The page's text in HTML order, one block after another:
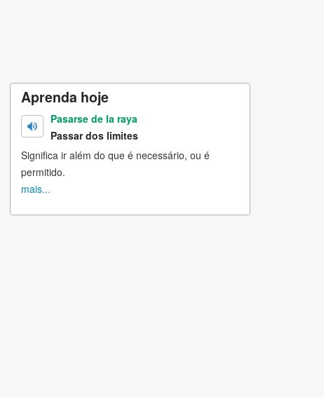
Aprenda hoje
Pasarse de la raya
Passar dos limites
Significa ir além do que é necessário, ou é
permitido.
mais...